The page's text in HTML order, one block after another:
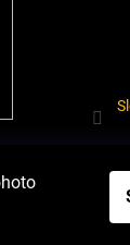
Odstoupení od